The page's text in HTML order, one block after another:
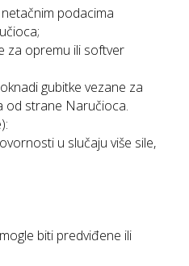
podacima
za opremu ili softver
gubitke vezane za
od strane Naručioca.
u slučaju više sile,
biti predviđene ili